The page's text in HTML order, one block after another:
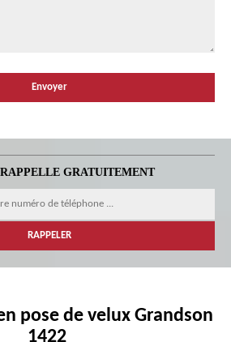
GRATUITEMENT
pose de velux Grandson
1422